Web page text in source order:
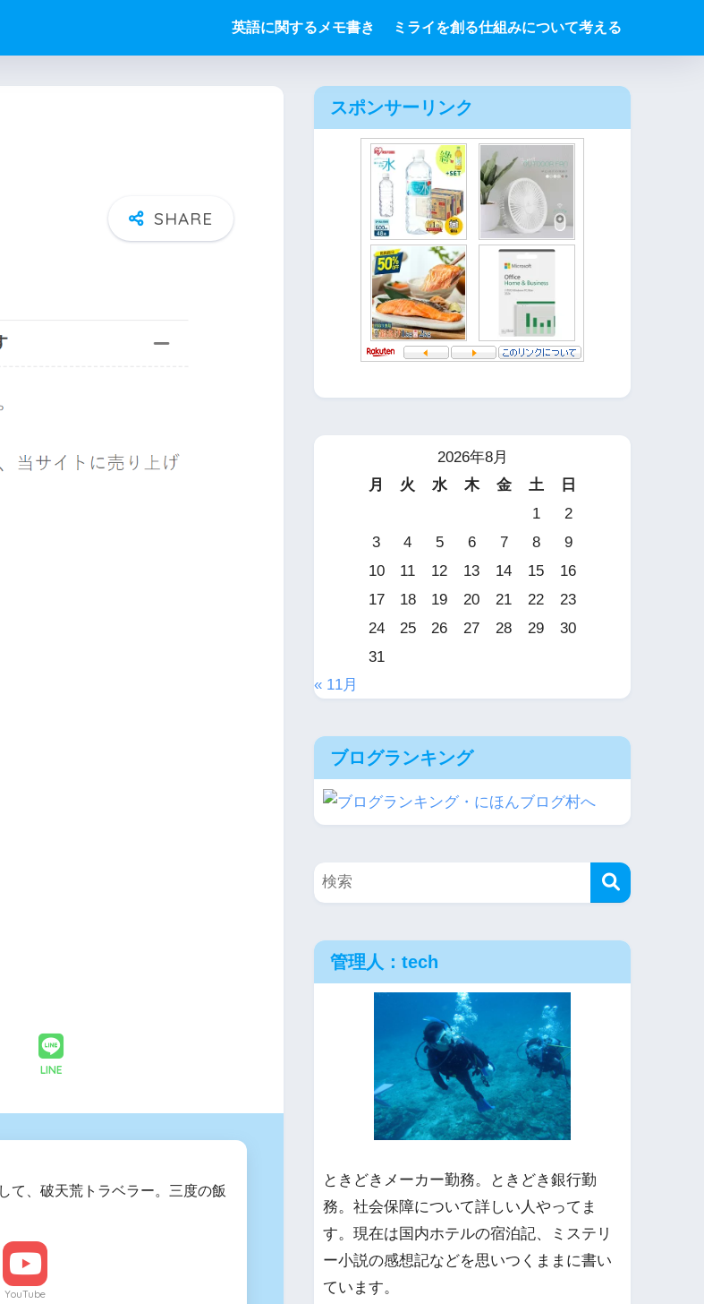
英語に関するメモ書き ミライを創る仕組みについて考える
LINE
て、破天荒トラベラー。三度の飯
YouTube
スポンサーリンク
2026年8月
月
火 水 木 金 土
日
1
2
3
4 5 6 7 8
9
10
11 12 13 14 15
16
17
18 19 20 21 22
23
24
25 26 27 28 29
30
31
« 11月
ブログランキング
管理人：tech
ときどきメーカー勤務。ときどき銀行勤
務。社会保障について詳しい人やってま
す。現在は国内ホテルの宿泊記、ミステリ
ー小説の感想記などを思いつくままに書い
ています。